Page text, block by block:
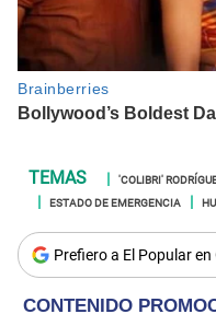
'COLIBRI'
ESTADO DE EMERGENCIA
Prefiero a El Popular en